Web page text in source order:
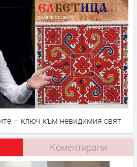
– ключ към невидимия свят
Коментирани